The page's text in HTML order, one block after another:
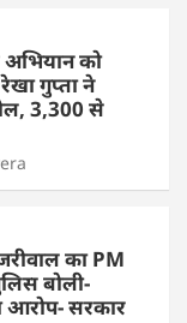
अभियान को
गुप्ता ने
3,300 से
का PM
बोली-
आरोप- सरकार